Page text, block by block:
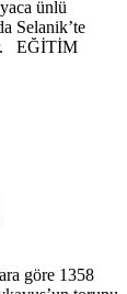
ünlü
Selanik’te
EĞİTİM
göre 1358